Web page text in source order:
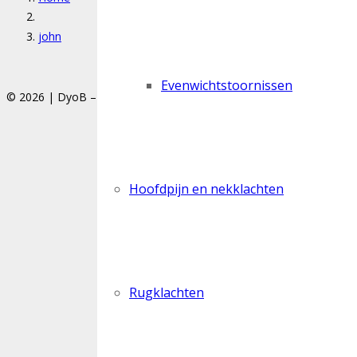
Evenwichtstoornissen
Hoofdpijn en nekklachten
Rugklachten
john
© 2026 | DyoB – Steenweg 79/1, 3450 Herk-de-Stad